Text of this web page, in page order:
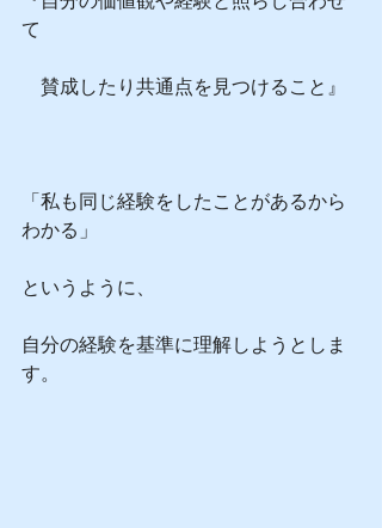
て
賛成したり共通点を見つけること』
「私も同じ経験をしたことがあるから
わかる」
というように、
自分の経験を基準に理解しようとしま
す。﻿